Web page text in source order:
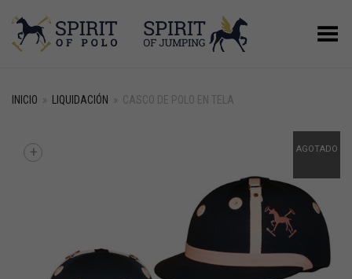
Menú
INICIO » LIQUIDACIÓN » CASCO DE POLO EN TELA
AGOTADO
+